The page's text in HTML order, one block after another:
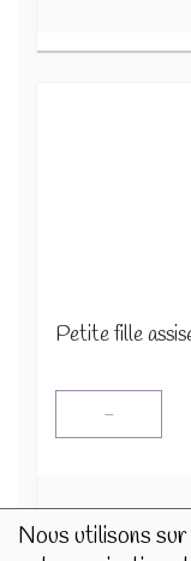
Nous utilisons
Petite fille
-